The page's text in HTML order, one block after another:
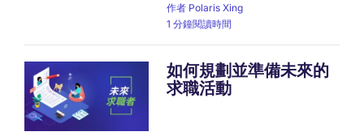
作者 Polaris Xing
1 分鐘閱讀時間
如何規劃並準備未來的
求職活動